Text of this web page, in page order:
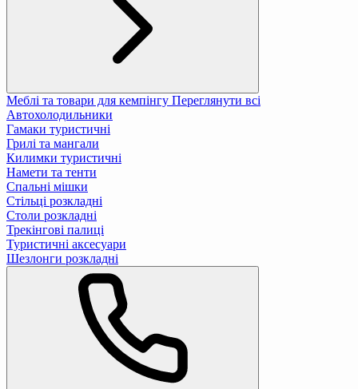
Меблі та товари для кемпінгу Переглянути всі
Автохолодильники
Гамаки туристичні
Грилі та мангали
Килимки туристичні
Намети та тенти
Спальні мішки
Стільці розкладні
Столи розкладні
Трекінгові палиці
Туристичні аксесуари
Шезлонги розкладні